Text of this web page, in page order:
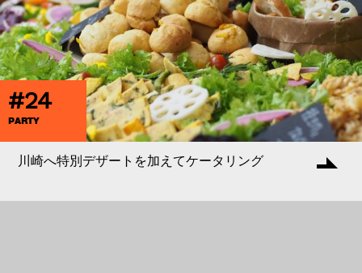
#24
PARTY
川崎へ特別デザートを加えてケータリング